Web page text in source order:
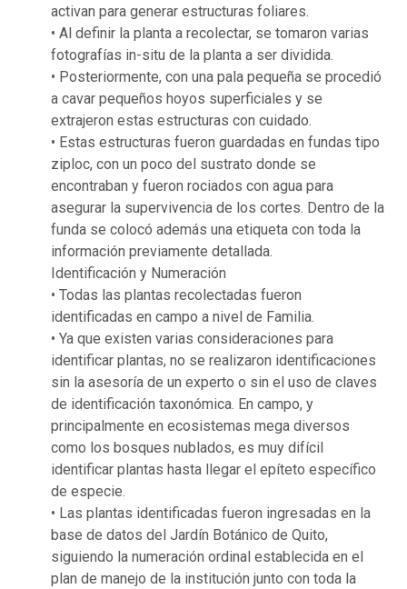
activan para generar estructuras foliares.
• Al definir la planta a recolectar, se tomaron varias
fotografías in-situ de la planta a ser dividida.
• Posteriormente, con una pala pequeña se procedió
a cavar pequeños hoyos superficiales y se
extrajeron estas estructuras con cuidado.
• Estas estructuras fueron guardadas en fundas tipo
ziploc, con un poco del sustrato donde se
encontraban y fueron rociados con agua para
asegurar la supervivencia de los cortes. Dentro de la
funda se colocó además una etiqueta con toda la
información previamente detallada.
Identificación y Numeración
• Todas las plantas recolectadas fueron
identificadas en campo a nivel de Familia.
• Ya que existen varias consideraciones para
identificar plantas, no se realizaron identificaciones
sin la asesoría de un experto o sin el uso de claves
de identificación taxonómica. En campo, y
principalmente en ecosistemas mega diversos
como los bosques nublados, es muy difícil
identificar plantas hasta llegar el epíteto específico
de especie.
• Las plantas identificadas fueron ingresadas en la
base de datos del Jardín Botánico de Quito,
siguiendo la numeración ordinal establecida en el
plan de manejo de la institución junto con toda la